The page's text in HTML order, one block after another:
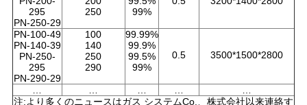
295
PN-250-29
250
99%
PN-100-49
PN-140-39
PN-250-
295
PN-290-29
100
140
250
290
99.99%
99.9%
99.5%
99%
0.5 3500*1500*2800
… … … …
…
注:より多くのニュースはガス システムCo.、株式会社以来連絡す